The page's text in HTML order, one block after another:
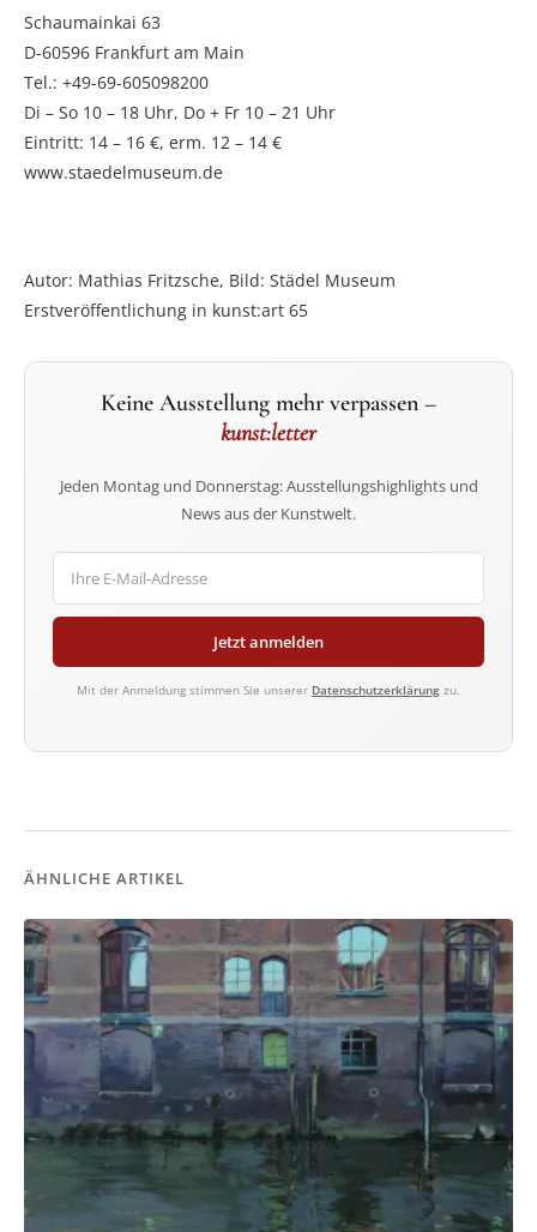
Schaumainkai 63
D-60596 Frankfurt am Main
Tel.: +49-69-605098200
Di – So 10 – 18 Uhr, Do + Fr 10 – 21 Uhr
Eintritt: 14 – 16 €, erm. 12 – 14 €
www.staedelmuseum.de
Autor: Mathias Fritzsche, Bild: Städel Museum
Erstveröffentlichung in kunst:art 65
Keine Ausstellung mehr verpassen –
kunst:letter
Jeden Montag und Donnerstag: Ausstellungshighlights und
News aus der Kunstwelt.
Jetzt anmelden
Mit der Anmeldung stimmen Sie unserer Datenschutzerklärung zu.
ÄHNLICHE ARTIKEL